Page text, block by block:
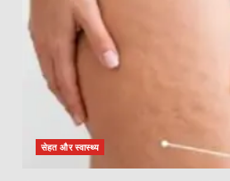
सेहत और स्वास्थ्य